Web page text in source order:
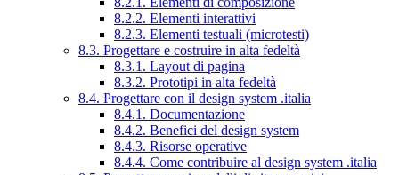
8.2.2. Elementi interattivi
8.2.3. Elementi testuali (microtesti)
8.3. Progettare e costruire in alta fedeltà
8.3.1. Layout di pagina
8.3.2. Prototipi in alta fedeltà
8.4. Progettare con il design system .italia
8.4.1. Documentazione
8.4.2. Benefici del design system
8.4.3. Risorse operative
8.4.4. Come contribuire al design system .italia